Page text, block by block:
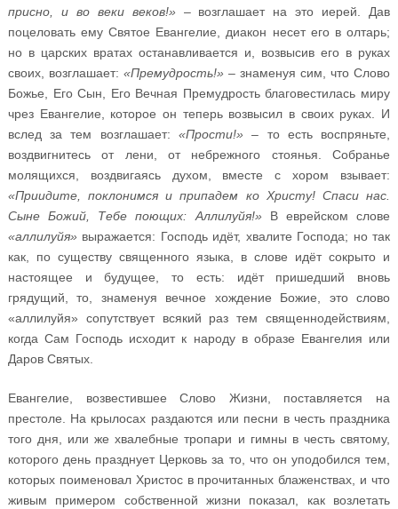
присно, и во веки веков!» – возглашает на это иерей. Дав
поцеловать ему Святое Евангелие, диакон несет его в олтарь;
но в царских вратах останавливается и, возвысив его в руках
своих, возглашает: «Премудрость!» – знаменуя сим, что Слово
Божье, Его Сын, Его Вечная Премудрость благовестилась миру
чрез Евангелие, которое он теперь возвысил в своих руках. И
вслед за тем возглашает: «Прости!» – то есть воспряньте,
воздвигнитесь от лени, от небрежного стоянья. Собранье
молящихся, воздвигаясь духом, вместе с хором взывает:
«Приидите, поклонимся и припадем ко Христу! Спаси нас.
Сыне Божий, Тебе поющих: Аллилуйя!» В еврейском слове
«аллилуйя» выражается: Господь идёт, хвалите Господа; но так
как, по существу священного языка, в слове идёт сокрыто и
настоящее и будущее, то есть: идёт пришедший вновь
грядущий, то, знаменуя вечное хождение Божие, это слово
«аллилуйя» сопутствует всякий раз тем священнодействиям,
когда Сам Господь исходит к народу в образе Евангелия или
Даров Святых.
Евангелие, возвестившее Слово Жизни, поставляется на
престоле. На крылосах раздаются или песни в честь праздника
того дня, или же хвалебные тропари и гимны в честь святому,
которого день празднует Церковь за то, что он уподобился тем,
которых поименовал Христос в прочитанных блаженствах, и что
живым примером собственной жизни показал, как возлетать